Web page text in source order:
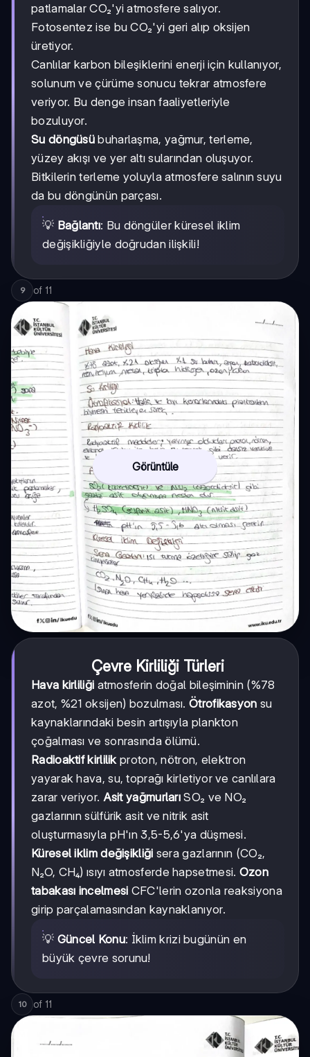
patlamalar CO₂'yi atmosfere salıyor.
Fotosentez ise bu CO₂'yi geri alıp oksijen
üretiyor.
Canlılar karbon bileşiklerini enerji için kullanıyor,
solunum ve çürüme sonucu tekrar atmosfere
veriyor. Bu denge insan faaliyetleriyle
bozuluyor.
Su döngüsü buharlaşma, yağmur, terleme,
yüzey akışı ve yer altı sularından oluşuyor.
Bitkilerin terleme yoluyla atmosfere salının suyu
da bu döngünün parçası.
💡 Bağlantı: Bu döngüler küresel iklim
değişikliğiyle doğrudan ilişkili!
9 of 11
Görüntüle
Çevre Kirliliği Türleri
Hava kirliliği atmosferin doğal bileşiminin (%78
azot, %21 oksijen) bozulması.Ötrofikasyon su
kaynaklarındaki besin artışıyla plankton
çoğalması ve sonrasında ölümü.
Radioaktif kirlilik proton, nötron, elektron
yayarak hava, su, toprağı kirletiyor ve canlılara
zarar veriyor. Asit yağmurları SO₂ ve NO₂
gazlarının sülfürik asit ve nitrik asit
oluşturmasıyla pH'ın 3,5-5,6'ya düşmesi.
Küresel iklim değişikliği sera gazlarının (CO₂,
N₂O, CH₄) ısıyı atmosferde hapsetmesi. Ozon
tabakası incelmesi CFC'lerin ozonla reaksiyona
girip parçalamasından kaynaklanıyor.
💡 Güncel Konu: İklim krizi bugünün en
büyük çevre sorunu!
10 of 11